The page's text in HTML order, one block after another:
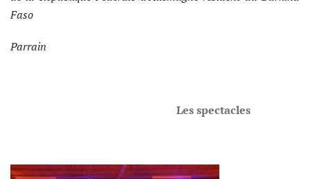
Faso
Parrain
Les spectacles